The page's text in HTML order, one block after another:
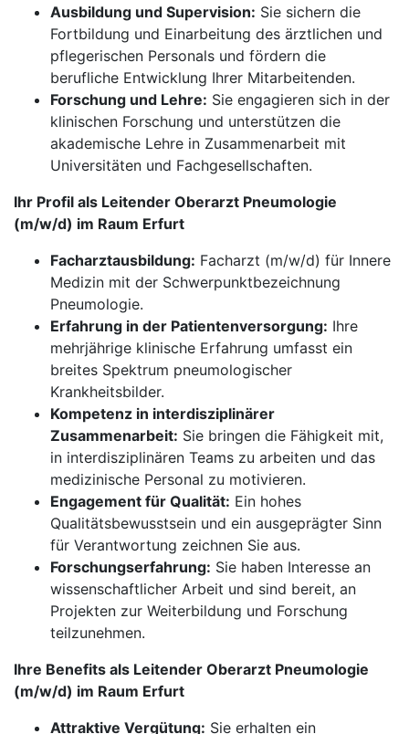
Ausbildung und Supervision: Sie sichern die
Fortbildung und Einarbeitung des ärztlichen und
pflegerischen Personals und fördern die
berufliche Entwicklung Ihrer Mitarbeitenden.
Forschung und Lehre: Sie engagieren sich in der
klinischen Forschung und unterstützen die
akademische Lehre in Zusammenarbeit mit
Universitäten und Fachgesellschaften.
Ihr Profil als Leitender Oberarzt Pneumologie
(m/w/d) im Raum Erfurt
Facharztausbildung: Facharzt (m/w/d) für Innere
Medizin mit der Schwerpunktbezeichnung
Pneumologie.
Erfahrung in der Patientenversorgung: Ihre
mehrjährige klinische Erfahrung umfasst ein
breites Spektrum pneumologischer
Krankheitsbilder.
Kompetenz in interdisziplinärer
Zusammenarbeit: Sie bringen die Fähigkeit mit,
in interdisziplinären Teams zu arbeiten und das
medizinische Personal zu motivieren.
Engagement für Qualität: Ein hohes
Qualitätsbewusstsein und ein ausgeprägter Sinn
für Verantwortung zeichnen Sie aus.
Forschungserfahrung: Sie haben Interesse an
wissenschaftlicher Arbeit und sind bereit, an
Projekten zur Weiterbildung und Forschung
teilzunehmen.
Ihre Benefits als Leitender Oberarzt Pneumologie
(m/w/d) im Raum Erfurt
Attraktive Vergütung: Sie erhalten ein